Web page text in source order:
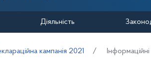
Діяльність
кампанія 2021